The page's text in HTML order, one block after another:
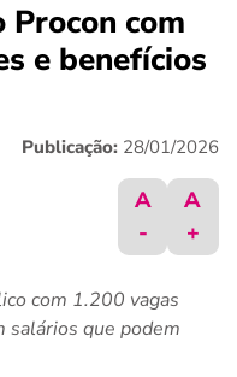
com
e benefícios
Publicação: 28/01/2026
A
-
A
+
com 1.200 vagas
salários que podem